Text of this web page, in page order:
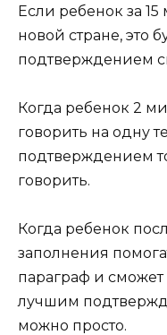
Если ребенок за
новой стране, это
подтверждением
Когда ребенок 2
говорить на одну
подтверждением
говорить.
Когда ребенок
заполнения
параграф и сможет
лучшим
можно просто.